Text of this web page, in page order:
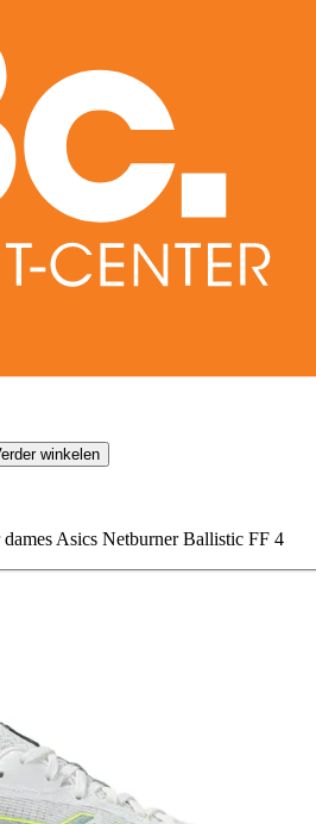
winkelen
Asics Netburner Ballistic FF 4